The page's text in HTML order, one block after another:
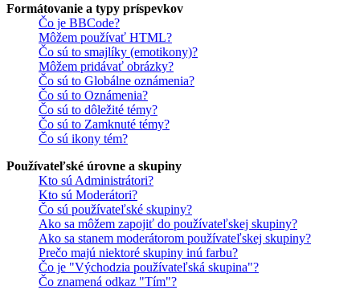
Formátovanie a typy príspevkov
Čo je BBCode?
Môžem používať HTML?
Čo sú to smajlíky (emotikony)?
Môžem pridávať obrázky?
Čo sú to Globálne oznámenia?
Čo sú to Oznámenia?
Čo sú to dôležité témy?
Čo sú to Zamknuté témy?
Čo sú ikony tém?
Používateľské úrovne a skupiny
Kto sú Administrátori?
Kto sú Moderátori?
Čo sú používateľské skupiny?
Ako sa môžem zapojiť do používateľskej skupiny?
Ako sa stanem moderátorom používateľskej skupiny?
Prečo majú niektoré skupiny inú farbu?
Čo je "Východzia používateľská skupina"?
Čo znamená odkaz "Tím"?